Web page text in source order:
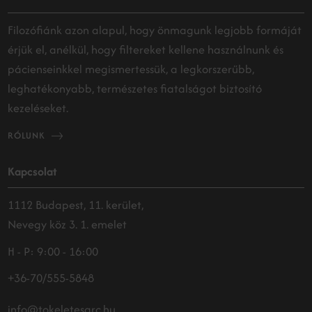
Filozófiánk azon alapul, hogy önmagunk legjobb formáját
érjük el, anélkül, hogy filtereket kellene használnunk és
pácienseinkkel megismertessük, a legkorszerűbb,
leghatékonyabb, természetes fiatalságot biztosító
kezeléseket.
RÓLUNK
Kapcsolat
1112 Budapest, 11. kerület,
Nevegy köz 3. 1. emelet
H - P: 9:00 - 16:00
+36-70/555-5848